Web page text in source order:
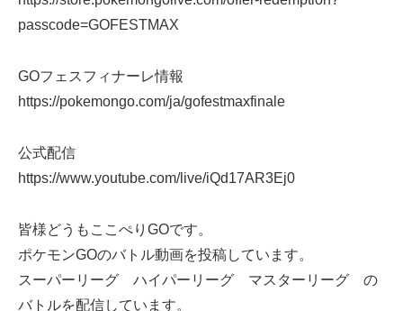
passcode=GOFESTMAX
GOフェスフィナーレ情報
https://pokemongo.com/ja/gofestmaxfinale
公式配信
https://www.youtube.com/live/iQd17AR3Ej0
皆様どうもここぺりGOです。
ポケモンGOのバトル動画を投稿しています。
スーパーリーグ ハイパーリーグ マスターリーグ の
バトルを配信しています。